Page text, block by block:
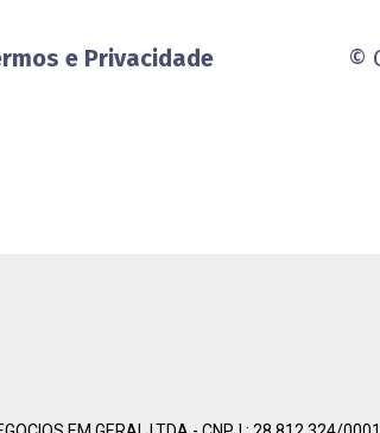
e Privacidade ©